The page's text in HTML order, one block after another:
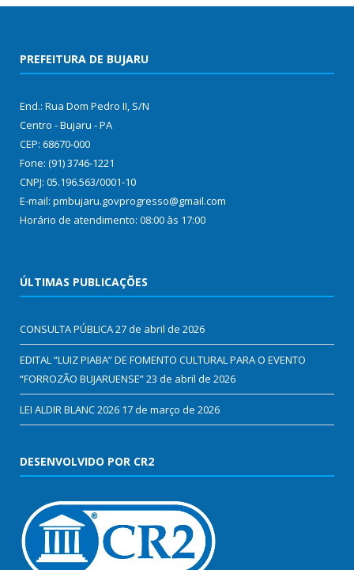
PREFEITURA DE BUJARU
End.: Rua Dom Pedro II, S/N
Centro - Bujaru - PA
CEP: 68670-000
Fone: (91) 3746-1221
CNPJ: 05.196.563/0001-10
E-mail: pmbujaru.govprogresso@gmail.com
Horário de atendimento: 08:00 às 17:00
ÚLTIMAS PUBLICAÇÕES
CONSULTA PÚBLICA27 de abril de 2026
EDITAL “LUIZ PIABA” DE FOMENTO CULTURAL PARA O EVENTO
“FORROZÃO BUJARUENSE”23 de abril de 2026
LEI ALDIR BLANC 2026 17 de março de 2026
DESENVOLVIDO POR CR2